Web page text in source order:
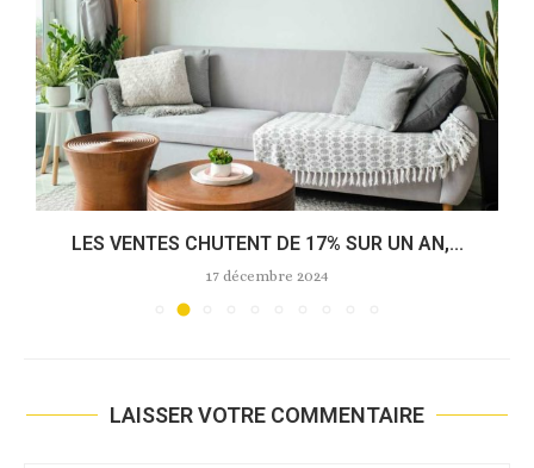
LES VENTES CHUTENT DE 17% SUR UN AN,...
17 décembre 2024
LAISSER VOTRE COMMENTAIRE